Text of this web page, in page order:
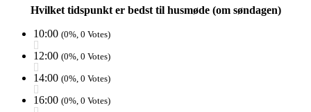
Hvilket tidspunkt er bedst til husmøde (om søndagen)
10:00 (0%, 0 Votes)
12:00 (0%, 0 Votes)
14:00 (0%, 0 Votes)
16:00 (0%, 0 Votes)